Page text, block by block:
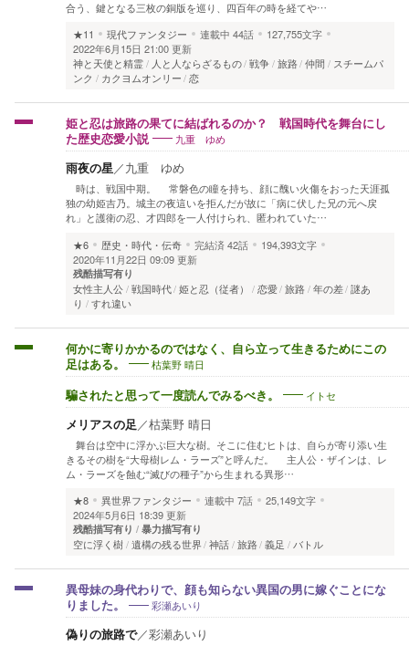
合う、鍵となる三枚の銅版を巡り、四百年の時を経てや…
★11
現代ファンタジー 連載中 44話
127,755文字
2022年6月15日 21:00 更新
神と天使と精霊
人と人ならざるもの 戦争 旅路 仲間
スチームパ
ンク
カクヨムオンリー 恋
姫と忍は旅路の果てに結ばれるのか？ 戦国時代を舞台にし
た歴史恋愛小説
九重 ゆめ
雨夜の星／九重 ゆめ
時は、戦国中期。 常磐色の瞳を持ち、顔に醜い火傷をおった天涯孤
独の幼姫吉乃。城主の夜這いを拒んだが故に「病に伏した兄の元へ戻
れ」と護衛の忍、才四郎を一人付けられ、匿われていた…
★6
歴史・時代・伝奇 完結済42話
194,393文字
2020年11月22日 09:09 更新
残酷描写有り
女性主人公 戦国時代 姫と忍（従者） 恋愛 旅路 年の差 謎あ
り
すれ違い
何かに寄りかかるのではなく、自ら立って生きるためにこの
足はある。
枯葉野 晴日
騙されたと思って一度読んでみるべき。 イトセ
メリアスの足 ／枯葉野 晴日
舞台は空中に浮かぶ巨大な樹。そこに住むヒトは、自らが寄り添い生
きるその樹を“大母樹レム・ラーズ”と呼んだ。 主人公・ザインは、レ
ム・ラーズを蝕む“滅びの種子”から生まれる異形…
★8
異世界ファンタジー 連載中 7話
25,149文字
2024年5月6日 18:39 更新
残酷描写有り 暴力描写有り
空に浮く樹 遺構の残る世界 神話 旅路 義足 バトル
異母妹の身代わりで、顔も知らない異国の男に嫁ぐことにな
りました。
彩瀬あいり
偽りの旅路で／彩瀬あいり